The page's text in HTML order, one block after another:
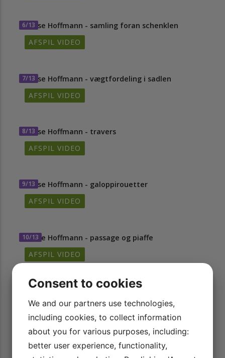
6/13
Hasse Hoffmann - samling foran schenklen
AFSPIL VIDEO
7/13
Hasse Hoffmann - vægtfordeling i sadlen
AFSPIL VIDEO
8/13
Hasse Hoffmann - travers
AFSPIL VIDEO
9/13
Hasse Hoffmann - galoppirouetter
AFSPIL VIDEO
10/13
Hasse Hoffmann - passage og piaffe
AFSPIL VIDEO
11/13
Hasse Hoffmann - seriechangementer
AFSPIL VIDEO
12/13
Hasse Hoffmann - etterchangementer
Consent to cookies
We and our partners use technologies,
including cookies, to collect information
about you for various purposes, including:
better user experience, functionality,